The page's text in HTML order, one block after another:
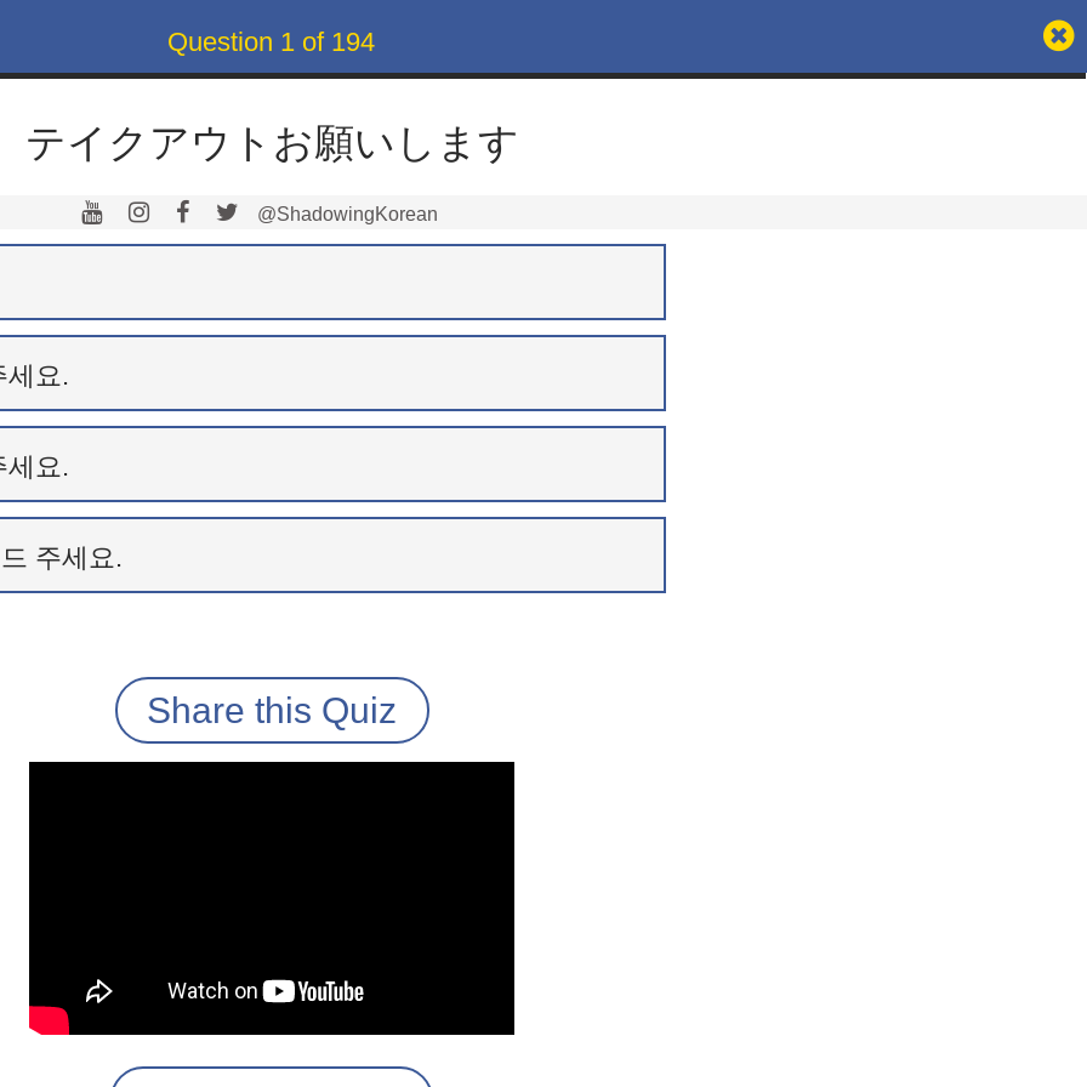
Question 1 of 194
テイクアウトお願いします
@ShadowingKorean
세요.
세요.
주세요.
Share this Quiz